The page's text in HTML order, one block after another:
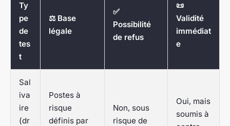
Ty
pe
de
tes
t
⚖️ Base
légale
✅
Possibilité
de refus
📜
Validité
immédiat
e
Sal
iva
ire
(dr
Postes à
risque
définis par
Non, sous
risque de
Oui, mais
soumis à